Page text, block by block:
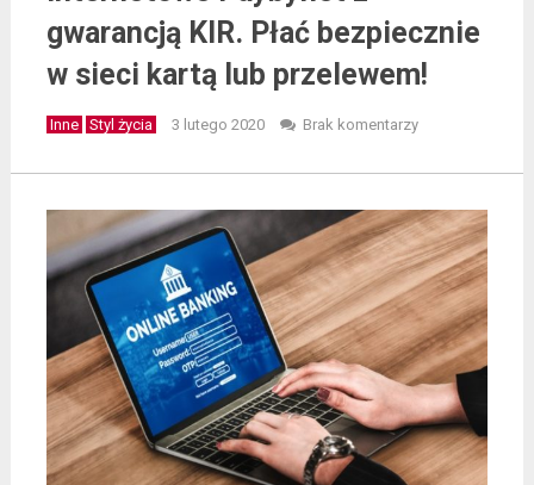
gwarancją KIR. Płać bezpiecznie
w sieci kartą lub przelewem!
Inne Styl życia 3 lutego 2020 Brak komentarzy